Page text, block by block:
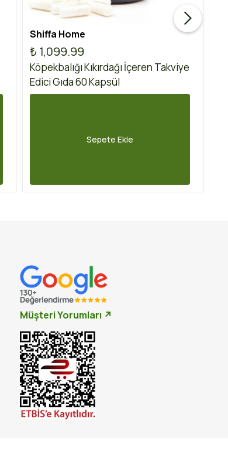
Shiffa Home
₺ 1,099.99
Köpekbalığı Kıkırdağı İçeren Takviye
Edici Gıda 60 Kapsül
Sepete Ekle
Müşteri Yorumları ↗